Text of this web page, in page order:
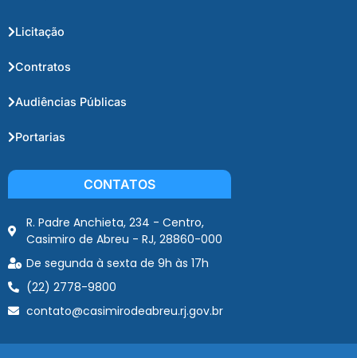
Licitação
Contratos
Audiências Públicas
Portarias
CONTATOS
R. Padre Anchieta, 234 - Centro,
Casimiro de Abreu - RJ, 28860-000
De segunda à sexta de 9h às 17h
(22) 2778-9800
contato@casimirodeabreu.rj.gov.br